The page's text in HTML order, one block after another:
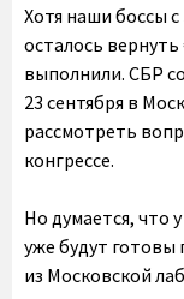
Хотя наши боссы
осталось
выполнили. СБР
23 сентября в
рассмотреть
конгрессе.
Но думается, что
уже будут
из Московской